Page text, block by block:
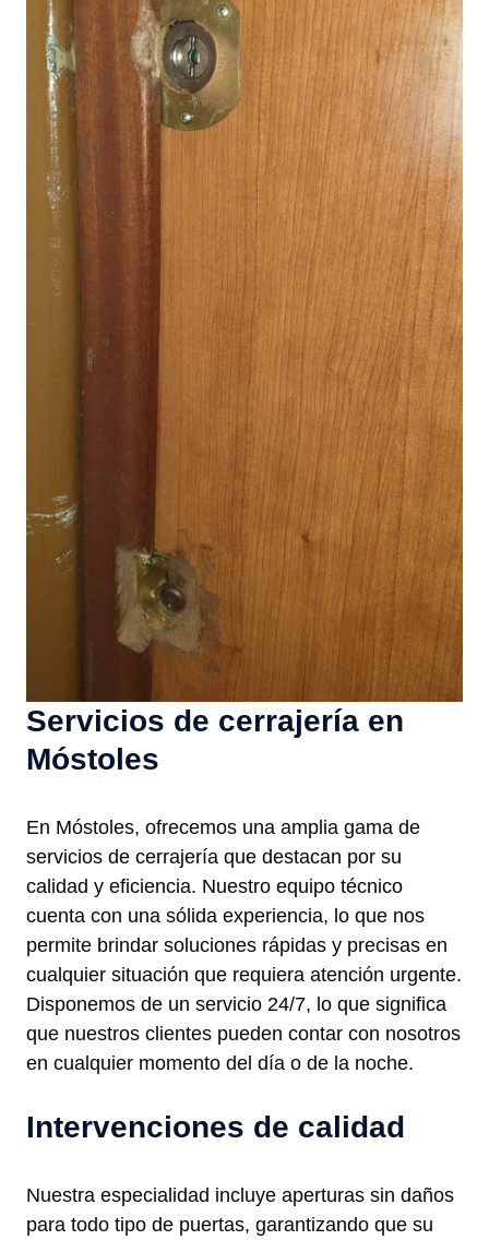
Servicios de cerrajería en
Móstoles
En Móstoles, ofrecemos una amplia gama de
servicios de cerrajería que destacan por su
calidad y eficiencia. Nuestro equipo técnico
cuenta con una sólida experiencia, lo que nos
permite brindar soluciones rápidas y precisas en
cualquier situación que requiera atención urgente.
Disponemos de un servicio 24/7, lo que significa
que nuestros clientes pueden contar con nosotros
en cualquier momento del día o de la noche.
Intervenciones de calidad
Nuestra especialidad incluye aperturas sin daños
para todo tipo de puertas, garantizando que su